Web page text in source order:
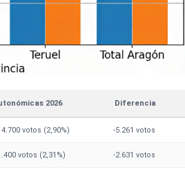
2026 Diferencia
votos (2,90%) -5.261 votos
votos (2,31%) -2.631 votos